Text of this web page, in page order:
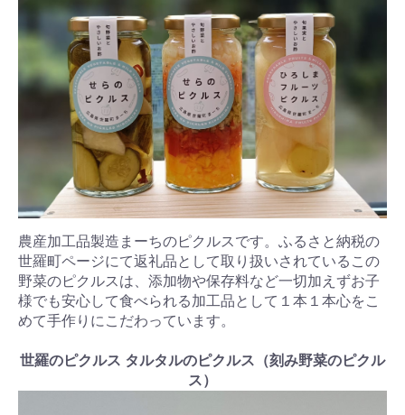
農産加工品製造まーちのピクルスです。ふるさと納税の
世羅町ページにて返礼品として取り扱いされているこの
野菜のピクルスは、添加物や保存料など一切加えずお子
様でも安心して食べられる加工品として１本１本心をこ
めて手作りにこだわっています。
世羅のピクルス タルタルのピクルス（刻み野菜のピクル
ス）